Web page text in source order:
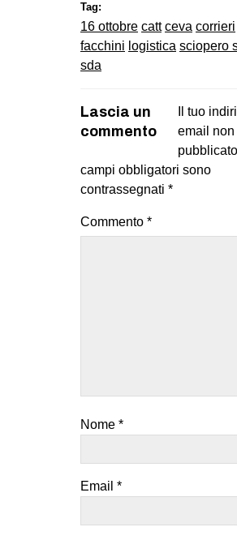
Tag:
16 ottobre catt ceva corrieri
facchini logistica sciopero
sda
Lascia un
commento
Il tuo
email non
campi obbligatori sono
contrassegnati *
Commento *
Nome *
Email *